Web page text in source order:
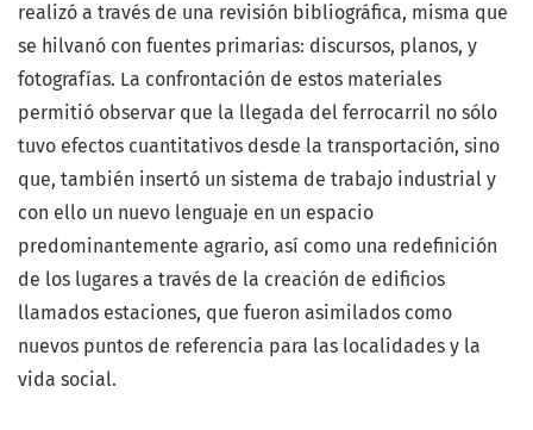
realizó a través de una revisión bibliográfica, misma que
se hilvanó con fuentes primarias: discursos, planos, y
fotografías. La confrontación de estos materiales
permitió observar que la llegada del ferrocarril no sólo
tuvo efectos cuantitativos desde la transportación, sino
que, también insertó un sistema de trabajo industrial y
con ello un nuevo lenguaje en un espacio
predominantemente agrario, así como una redefinición
de los lugares a través de la creación de edificios
llamados estaciones, que fueron asimilados como
nuevos puntos de referencia para las localidades y la
vida social.